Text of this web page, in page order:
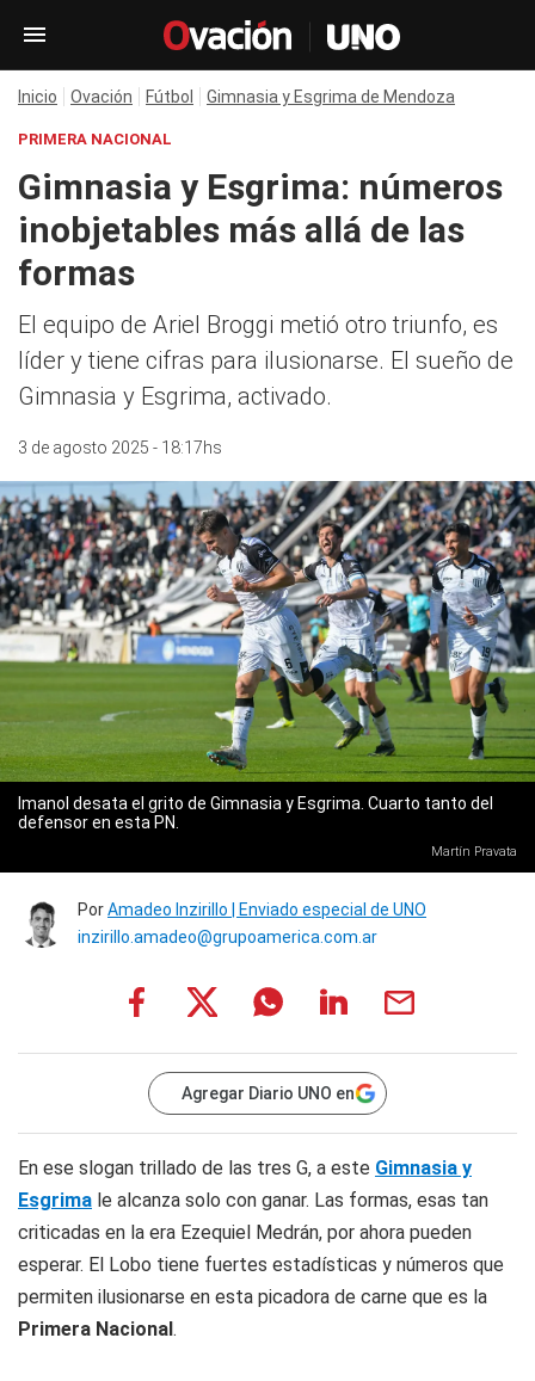
Inicio Ovación Fútbol Gimnasia y Esgrima de Mendoza
PRIMERA NACIONAL
Gimnasia y Esgrima: números
inobjetables más allá de las
formas
El equipo de Ariel Broggi metió otro triunfo, es
líder y tiene cifras para ilusionarse. El sueño de
Gimnasia y Esgrima, activado.
3 de agosto 2025 - 18:17hs
Imanol desata el grito de Gimnasia y Esgrima. Cuarto tanto del
defensor en esta PN.
Martín Pravata
PorAmadeo Inzirillo | Enviado especial de UNO
inzirillo.amadeo@grupoamerica.com.ar
Agregar Diario UNO en
En ese slogan trillado de las tres G, a este Gimnasia y
Esgrima le alcanza solo con ganar. Las formas, esas tan
criticadas en la era Ezequiel Medrán, por ahora pueden
esperar. El Lobo tiene fuertes estadísticas y números que
permiten ilusionarse en esta picadora de carne que es la
Primera Nacional.